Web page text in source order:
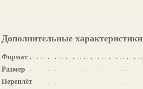
Дополнительные характеристики
Формат
Размер
Переплёт